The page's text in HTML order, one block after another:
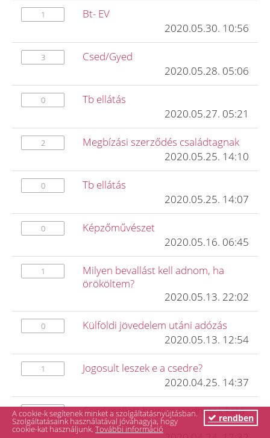
1
Bt- EV
2020.05.30. 10:56
3
Csed/Gyed
2020.05.28. 05:06
0
Tb ellátás
2020.05.27. 05:21
2
Megbízási szerződés családtagnak
2020.05.25. 14:10
0
Tb ellátás
2020.05.25. 14:07
0
Képzőművészet
2020.05.16. 06:45
1
Milyen bevallást kell adnom, ha
örököltem?
2020.05.13. 22:02
0
Külföldi jövedelem utáni adózás
2020.05.13. 12:54
1
Jogosult leszek e a csedre?
2020.04.25. 14:37
0
Csed mellett hogy maradhatok katá-
ban?
A cookie-k segítenek minket a szolgáltatásnyújtásban.
Szolgáltatásaink használatával jóváhagyja, hogy
cookie-kat használjunk. További információ
rendben